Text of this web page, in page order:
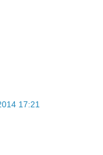
17:21